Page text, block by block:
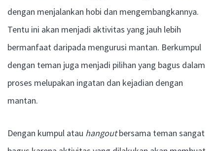
dengan menjalankan hobi dan mengembangkannya.
Tentu ini akan menjadi aktivitas yang jauh lebih
bermanfaat daripada mengurusi mantan. Berkumpul
dengan teman juga menjadi pilihan yang bagus dalam
proses melupakan ingatan dan kejadian dengan
mantan.
Dengan kumpul atau hangoutbersama teman sangat